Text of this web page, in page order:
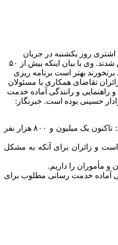
سرتیپ حسین اشتری روز یکشنبه در جریان
بازدید از پایانه مرزی مهران و بررسی میدانی روند تردد زائران اربعین حسینی در جمع خبرنگاران افزود: تاکنون یک میلیون و ۸۰۰ هزار نفر موفق به حضور در راهپیمایی اربعین شدند. وی با بیان اینکه بیش از ۵۰
بهتر است برنامه ریزی
تقاضای همکاری با مسئولان
راهنمایی و رانندگی آماده خدمت‌
حسینی بوده است. خبرنگار:
به گزارش ایرنا، سردار سرتیپ حسین اشتری روز یکشنبه در جریان بازدید از پایانه مرزی مهران و بررسی میدانی روند تردد زائران اربعین حسینی در جمع خبرنگاران افزود: تاکنون یک میلیون و ۸۰۰ هزار نفر
شده است و زائران برای آنکه به مشکل
و مأموران را داریم.
آماده خدمت‌ رسانی مطلوب برای